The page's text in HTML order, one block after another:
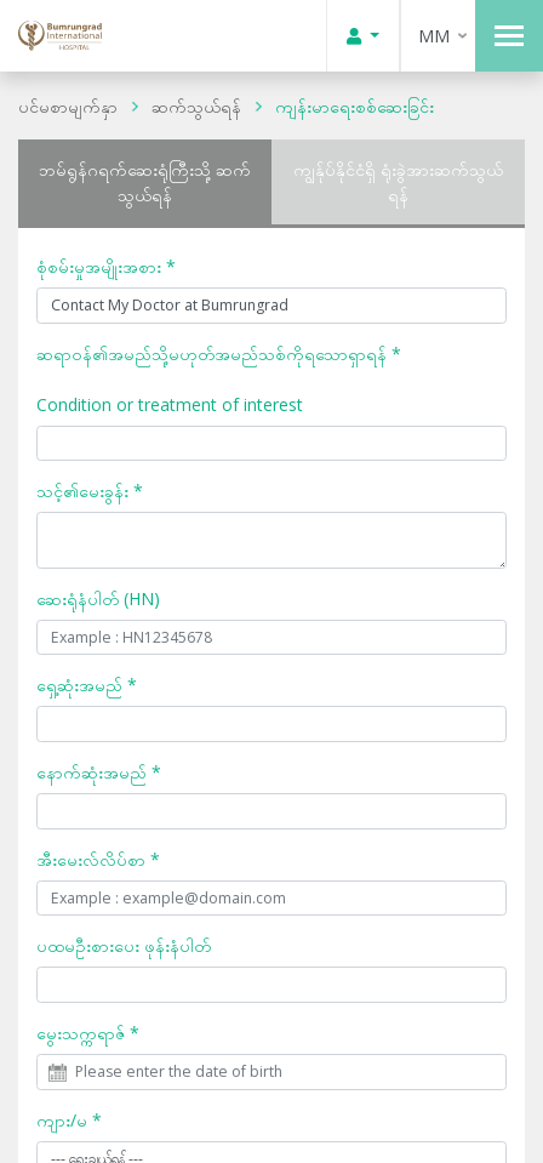
MM
ပင်မစာမျက်နှာ ဆက်သွယ်ရန် ကျန်းမာရေးစစ်ဆေးခြင်း
ဘမ်ရွန်ဂရက်ဆေးရုံကြီးသို့ ဆက်
သွယ်ရန်
ကျွန်ုပ်နိုင်ငံရှိ ရုံးခွဲအားဆက်သွယ်
ရန်
စုံစမ်းမှုအမျိုးအစား *
ဆရာဝန်၏အမည်သို့မဟုတ်အမည်သစ်ကိုရသောရှာရန် *
Condition or treatment of interest
သင့်၏မေးခွန်း *
ဆေးရုံနံပါတ် (HN)
ရှေ့ဆုံးအမည် *
နောက်ဆုံးအမည် *
အီးမေးလ်လိပ်စာ *
ပထမဦးစားပေး ဖုန်းနံပါတ်
မွေးသက္ကရာဇ် *
ကျား/မ *